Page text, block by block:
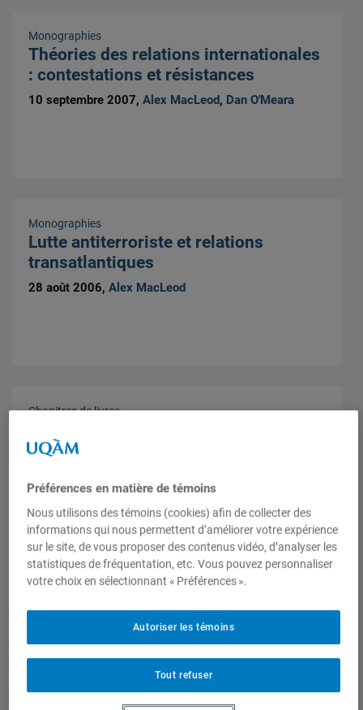
Monographies
Théories des relations internationales
: contestations et résistances
10 septembre 2007,Alex MacLeod, Dan O'Meara
Monographies
Lutte antiterroriste et relations
transatlantiques
28 août 2006,Alex MacLeod
Chapitres de livres
international à l’épreuve de la crise
1 janvier 2006,Alex MacLeod,David Morin
Louis Malfatto
Diplomaties en guerre : Sept États face
à la crise irakienne
12 octobre 2005,Alex MacLeod,David Morin
Préférences en matière de témoins
Nous utilisons des témoins (cookies) afin de collecter des
informations qui nous permettent d’améliorer votre expérience
sur le site, de vous proposer des contenus vidéo, d’analyser les
statistiques de fréquentation, etc. Vous pouvez personnaliser
votre choix en sélectionnant « Préférences ».
Tout refuser
Autoriser les témoins